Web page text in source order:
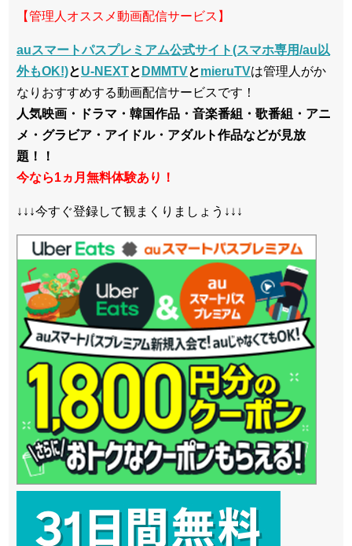
【管理人オススメ動画配信サービス】
auスマートパスプレミアム公式サイト(スマホ専用/au以
外もOK!)とU-NEXTと DMMTVとmieruTVは管理人がか
なりおすすめする動画配信サービスです！
人気映画・ドラマ・韓国作品・音楽番組・歌番組・アニ
メ・グラビア・アイドル・アダルト作品などが見放
題！！
今なら1ヵ月無料体験あり！
↓↓↓今すぐ登録して観まくりましょう↓↓↓